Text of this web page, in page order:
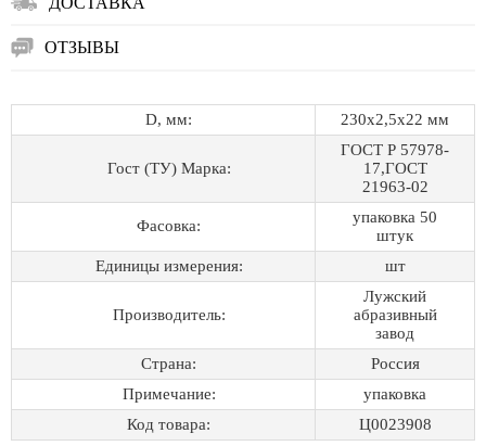
ОТЗЫВЫ
D, мм: 230х2,5х22 мм
Гост (ТУ) Марка:
ГОСТ Р 57978-
17,ГОСТ
21963-02
Фасовка:
упаковка 50
штук
Единицы измерения:
шт
Производитель:
Лужский
абразивный
завод
Страна:
Россия
Примечание:
упаковка
Код товара:
Ц0023908